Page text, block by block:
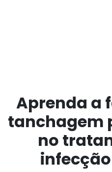
Aprenda a
tanchagem
no